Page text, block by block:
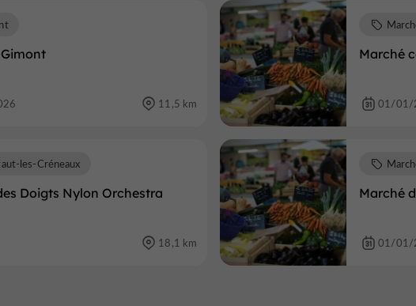
11,5 km
Marché
01/01/
Doigts Nylon Orchestra
les-Créneaux
18,1 km
Marché
01/01/